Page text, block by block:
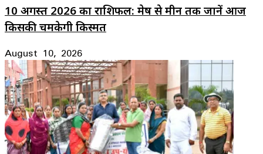
10 अगस्त 2026 का राशिफल: मेष से मीन तक जानें आज
किसकी चमकेगी किस्मत
August 10, 2026